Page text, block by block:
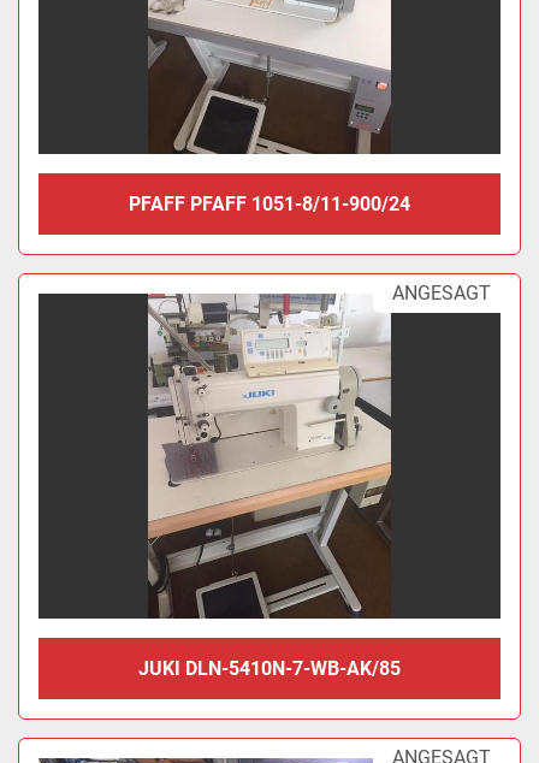
PFAFF PFAFF 1051-8/11-900/24
ANGESAGT
JUKI DLN-5410N-7-WB-AK/85
ANGESAGT